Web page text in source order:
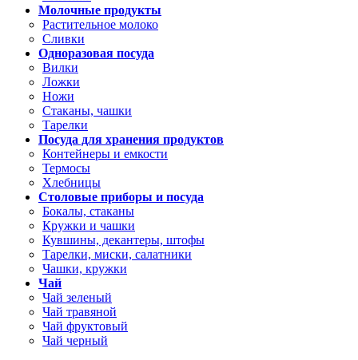
Молочные продукты
Растительное молоко
Сливки
Одноразовая посуда
Вилки
Ложки
Ножи
Стаканы, чашки
Тарелки
Посуда для хранения продуктов
Контейнеры и емкости
Термосы
Хлебницы
Столовые приборы и посуда
Бокалы, стаканы
Кружки и чашки
Кувшины, декантеры, штофы
Тарелки, миски, салатники
Чашки, кружки
Чай
Чай зеленый
Чай травяной
Чай фруктовый
Чай черный